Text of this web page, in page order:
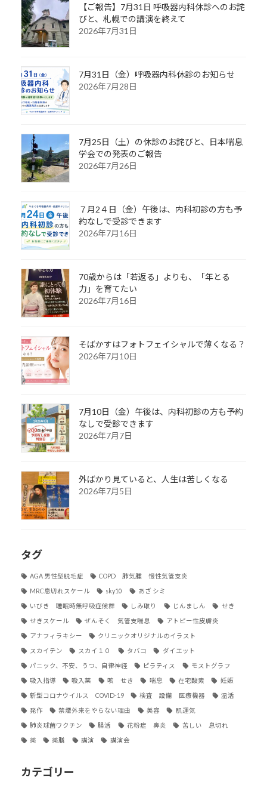
【ご報告】7月31日 呼吸器内科休診へのお詫
びと、札幌での講演を終えて
2026年7月31日
7月31日（金）呼吸器内科休診のお知らせ
2026年7月28日
7月25日（土）の休診のお詫びと、日本喘息
学会での発表のご報告
2026年7月26日
７月2４日（金）午後は、内科初診の方も予
約なしで受診できます
2026年7月16日
70歳からは「若返る」よりも、「年とる
力」を育てたい
2026年7月16日
そばかすはフォトフェイシャルで薄くなる？
2026年7月10日
7月10日（金）午後は、内科初診の方も予約
なしで受診できます
2026年7月7日
外ばかり見ていると、人生は苦しくなる
2026年7月5日
タグ
AGA 男性型脱毛症 COPD 肺気腫 慢性気管支炎
MRC息切れスケール sky10 あざ シミ
いびき 睡眠時無呼吸症候群 しみ取り じんましん せき
せきスケール ぜんそく 気管支喘息 アトピー性皮膚炎
アナフィラキシー クリニックオリジナルのイラスト
スカイテン スカイ１０ タバコ ダイエット
パニック、不安、うつ、自律神経 ピラティス モストグラフ
吸入指導 吸入薬 咳 せき 喘息 在宅酸素 妊娠
新型コロナウイルス COVID-19 検査 設備 医療機器 温活
発作 禁煙外来をやらない理由 美容 肌運気
肺炎球菌ワクチン 腸活 花粉症 鼻炎 苦しい 息切れ
薬 薬膳 講演 講演会
カテゴリー